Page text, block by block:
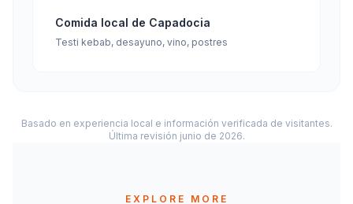
Comida local de Capadocia
Testi kebab, desayuno, vino, postres
Basado en experiencia local e información verificada de visitantes.
Última revisión junio de 2026.
EXPLORE MORE